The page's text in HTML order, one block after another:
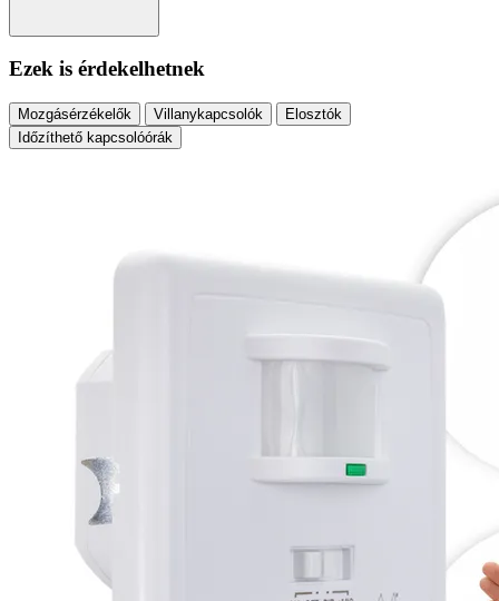
Ezek is érdekelhetnek
Mozgásérzékelők Villanykapcsolók
Elosztók
Időzíthető kapcsolóórák